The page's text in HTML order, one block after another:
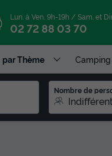
Lun. à Ven. 9h-19h / Sam. et
02 72 88 03 70
par Thème Camping
Nombre de
Indifférent